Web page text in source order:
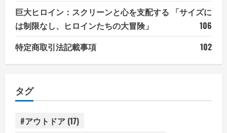
巨大ヒロイン：スクリーンと心を支配する 「サイズに
は制限なし、ヒロインたちの大冒険」
106
特定商取引法記載事項
102
タグ
#アウトドア (17)